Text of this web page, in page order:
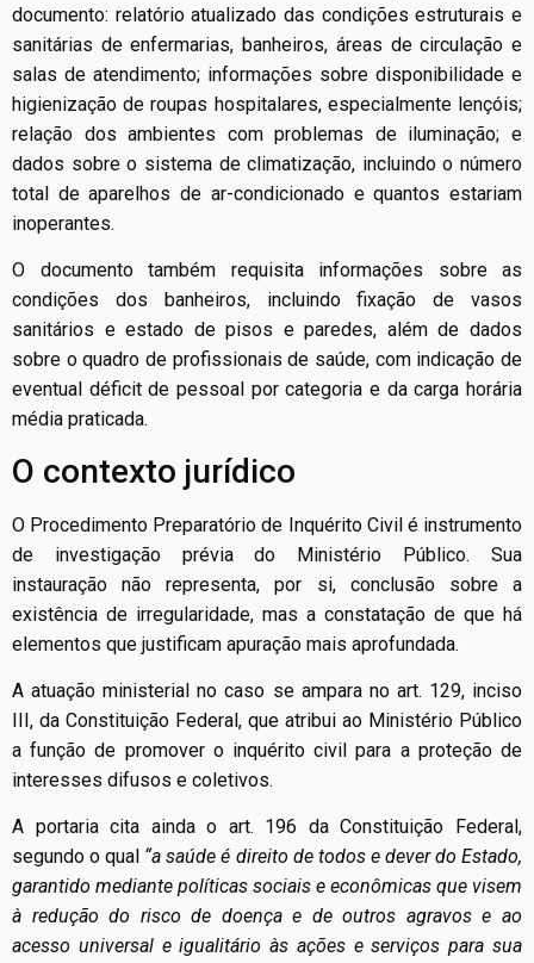
documento: relatório atualizado das condições estruturais e
sanitárias de enfermarias, banheiros, áreas de circulação e
salas de atendimento; informações sobre disponibilidade e
higienização de roupas hospitalares, especialmente lençóis;
relação dos ambientes com problemas de iluminação; e
dados sobre o sistema de climatização, incluindo o número
total de aparelhos de ar-condicionado e quantos estariam
inoperantes.
O documento também requisita informações sobre as
condições dos banheiros, incluindo fixação de vasos
sanitários e estado de pisos e paredes, além de dados
sobre o quadro de profissionais de saúde, com indicação de
eventual déficit de pessoal por categoria e da carga horária
média praticada.
O contexto jurídico
O Procedimento Preparatório de Inquérito Civil é instrumento
de investigação prévia do Ministério Público. Sua
instauração não representa, por si, conclusão sobre a
existência de irregularidade, mas a constatação de que há
elementos que justificam apuração mais aprofundada.
A atuação ministerial no caso se ampara no art. 129, inciso
III, da Constituição Federal, que atribui ao Ministério Público
a função de promover o inquérito civil para a proteção de
interesses difusos e coletivos.
A portaria cita ainda o art. 196 da Constituição Federal,
segundo o qual “a saúde é direito de todos e dever do Estado,
garantido mediante políticas sociais e econômicas que visem
à redução do risco de doença e de outros agravos e ao
acesso universal e igualitário às ações e serviços para sua